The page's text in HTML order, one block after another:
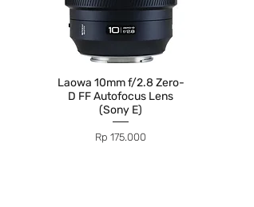
Laowa 10mm f/2.8 Zero-
D FF Autofocus Lens
(Sony E)
Price
Rp 175.000